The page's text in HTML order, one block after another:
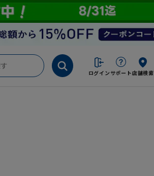
ログイン サポート店舗検索